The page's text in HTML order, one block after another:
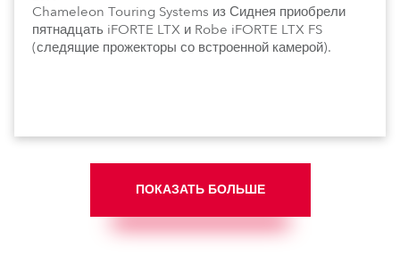
Chameleon Touring Systems из Сиднея приобрели
пятнадцать iFORTE LTX и Robe iFORTE LTX FS
(следящие прожекторы со встроенной камерой).
ПОКАЗАТЬ БОЛЬШЕ